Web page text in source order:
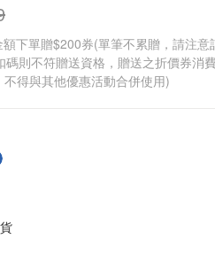
下單贈$200券(單筆不累贈，請注意
碼則不符贈送資格，贈送之折價券消
得與其他優惠活動合併使用)